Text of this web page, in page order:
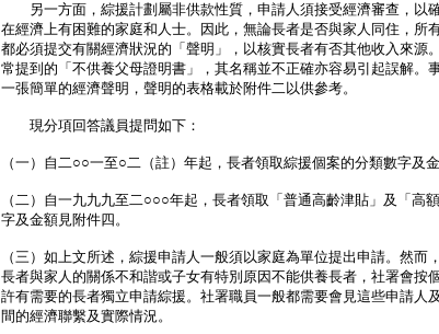
另一方面，綜援計劃屬非供款性質，申請人須接受經濟審查，以
在經濟上有困難的家庭和人士。因此，無論長者是否與家人同住，所
都必須提交有關經濟狀況的「聲明」，以核實長者有否其他收入來源
常提到的「不供養父母證明書」，其名稱並不正確亦容易引起誤解。
一張簡單的經濟聲明，聲明的表格載於附件二以供參考。
現分項回答議員提問如下：
（一）自二○○一至○二（註）年起，長者領取綜援個案的分類數字及金
（二）自一九九九至二○○○年起，長者領取「普通高齡津貼」及「高
字及金額見附件四。
（三）如上文所述，綜援申請人一般須以家庭為單位提出申請。然而
長者與家人的關係不和諧或子女有特別原因不能供養長者，社署會按
許有需要的長者獨立申請綜援。社署職員一般都需要會見這些申請人
間的經濟聯繫及實際情況。